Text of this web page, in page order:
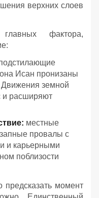
верхних слоев
фактора,
Исан пронизаны
земной
и расширяют
местные
провалы с
и карьерными
поблизости
предсказать момент